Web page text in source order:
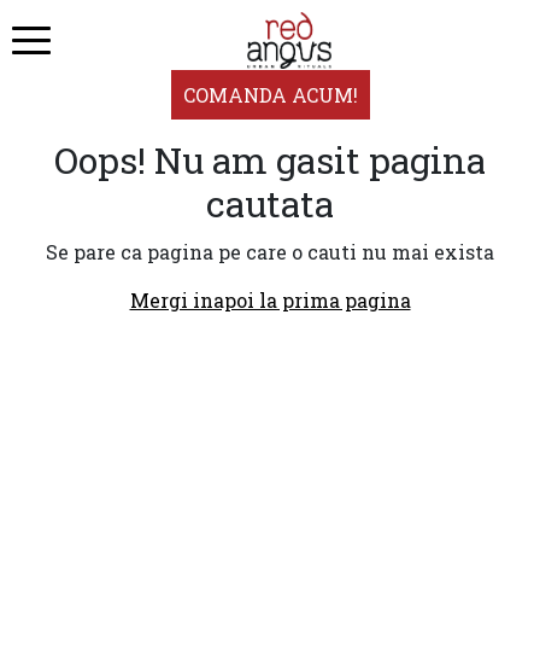
COMANDA ACUM!
Oops! Nu am gasit pagina
cautata
Se pare ca pagina pe care o cauti nu mai exista
Mergi inapoi la prima pagina